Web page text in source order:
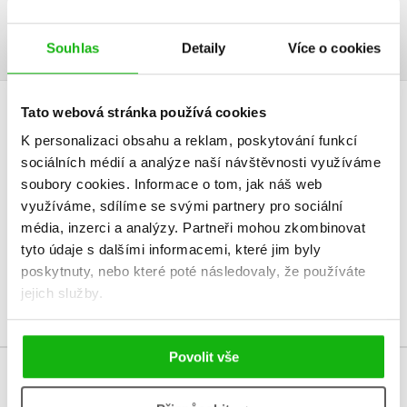
Souhlas Detaily Více o cookies
Tato webová stránka používá cookies
K personalizaci obsahu a reklam, poskytování funkcí
sociálních médií a analýze naší návštěvnosti využíváme
soubory cookies. Informace o tom, jak náš web
využíváme, sdílíme se svými partnery pro sociální
média, inzerci a analýzy. Partneři mohou zkombinovat
tyto údaje s dalšími informacemi, které jim byly
poskytnuty, nebo které poté následovaly, že používáte
jejich služby.
Povolit vše
Ukázka.pdf
HODNOCENÍ ČTENÁŘŮ
V současné době nejsou vytvořena žádná uživatelská hodnocení.
Vaše hodnocení
Uživatelskou recenzi mohou vkládat pouze registrovaní uživatelé
Přihlásit
MOHLO BY VÁS TAKÉ ZAJÍMAT